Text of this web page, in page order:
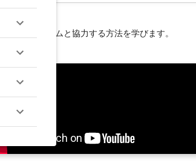
開始し、チームと協力する方法を学びます。